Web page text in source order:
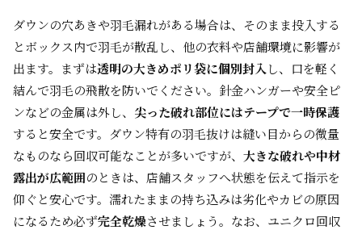
ダウンの穴あきや羽毛漏れがある場合は、そのまま投入する
とボックス内で羽毛が散乱し、他の衣料や店舗環境に影響が
出ます。まずは透明の大きめポリ袋に個別封入し、口を軽く
結んで羽毛の飛散を防いでください。針金ハンガーや安全ピ
ンなどの金属は外し、 尖った破れ部位にはテープで一時保護
すると安全です。ダウン特有の羽毛抜けは縫い目からの微量
なものなら回収可能なことが多いですが、 大きな破れや中材
露出が広範囲のときは、店舗スタッフへ状態を伝えて指示を
仰ぐと安心です。濡れたままの持ち込みは劣化やカビの原因
になるため必ず完全乾燥させましょう。なお、ユニクロ回収